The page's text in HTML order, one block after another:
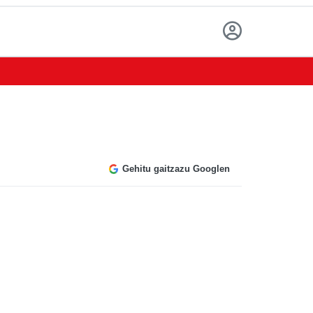
Gehitu gaitzazu Googlen